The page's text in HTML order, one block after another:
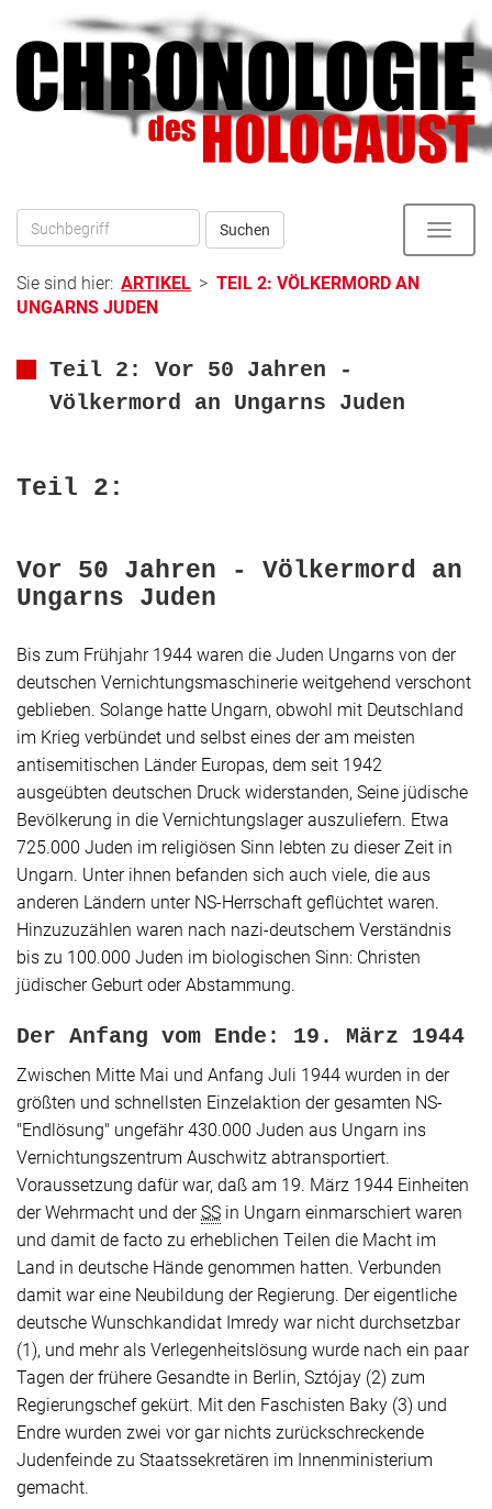
Hauptnavigation
Inhalt
Suchen
Toggle
Sie sind hier: ARTIKEL > TEIL 2: VÖLKERMORD AN
UNGARNS JUDEN
Teil 2: Vor 50 Jahren -
Völkermord an Ungarns Juden
Teil 2:
Vor 50 Jahren - Völkermord an
Ungarns Juden
Bis zum Frühjahr 1944 waren die Juden Ungarns von der
deutschen Vernichtungsmaschinerie weitgehend verschont
geblieben. Solange hatte Ungarn, obwohl mit Deutschland
im Krieg verbündet und selbst eines der am meisten
antisemitischen Länder Europas, dem seit 1942
ausgeübten deutschen Druck widerstanden, Seine jüdische
Bevölkerung in die Vernichtungslager auszuliefern. Etwa
725.000 Juden im religiösen Sinn lebten zu dieser Zeit in
Ungarn. Unter ihnen befanden sich auch viele, die aus
anderen Ländern unter NS-Herrschaft geflüchtet waren.
Hinzuzuzählen waren nach nazi-deutschem Verständnis
bis zu 100.000 Juden im biologischen Sinn: Christen
jüdischer Geburt oder Abstammung.
Der Anfang vom Ende: 19. März 1944
Zwischen Mitte Mai und Anfang Juli 1944 wurden in der
größten und schnellsten Einzelaktion der gesamten NS-
"Endlösung" ungefähr 430.000 Juden aus Ungarn ins
Vernichtungszentrum Auschwitz abtransportiert.
Voraussetzung dafür war, daß am 19. März 1944 Einheiten
der Wehrmacht und derSS in Ungarn einmarschiert waren
und damit de facto zu erheblichen Teilen die Macht im
Land in deutsche Hände genommen hatten. Verbunden
damit war eine Neubildung der Regierung. Der eigentliche
deutsche Wunschkandidat Imredy war nicht durchsetzbar
(1), und mehr als Verlegenheitslösung wurde nach ein paar
Tagen der frühere Gesandte in Berlin, Sztójay (2) zum
Regierungschef gekürt. Mit den Faschisten Baky (3) und
Endre wurden zwei vor gar nichts zurückschreckende
Judenfeinde zu Staatssekretären im Innenministerium
gemacht.